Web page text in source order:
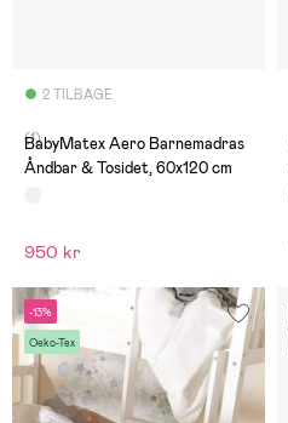
2 TILBAGE
(1)
BabyMatex Aero Barnemadras
Åndbar & Tosidet, 60x120 cm
950 kr
-13%
Oeko-Tex